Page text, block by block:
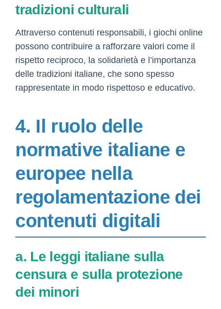
tradizioni culturali
Attraverso contenuti responsabili, i giochi online
possono contribuire a rafforzare valori come il
rispetto reciproco, la solidarietà e l’importanza
delle tradizioni italiane, che sono spesso
rappresentate in modo rispettoso e educativo.
4. Il ruolo delle
normative italiane e
europee nella
regolamentazione dei
contenuti digitali
a. Le leggi italiane sulla
censura e sulla protezione
dei minori